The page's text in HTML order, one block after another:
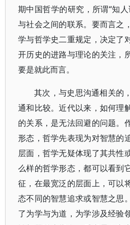
期中国哲学的研究，所谓“知
与社会之间的联系。要而言之
学与哲学史二重规定，决定了
开历史的进路与理论的关注，
要是就此而言。
其次，与史思沟通相关的
通和比较。近代以来，如何理
的关系，是无法回避的问题。
形态，哲学先表现为对智慧的
层面，哲学无疑体现了其共性
么样的哲学形态，都可以看到
征，在最宽泛的层面上，可以
态不同的智慧追求或智慧之思
了为学与为道，为学涉及经验